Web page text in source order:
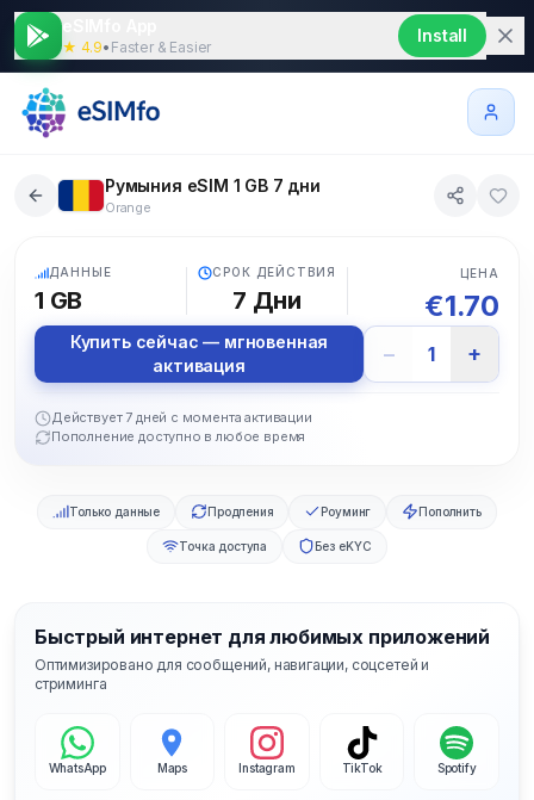
★ 4.9• Faster & Easier
Install
Румыния eSIM 1 GB 7 дни
Orange
ДАННЫЕ
1 GB
СРОК ДЕЙСТВИЯ
7 Дни
ЦЕНА
€1.70
Купить сейчас — мгновенная
активация
− 1 +
Действует 7 дней с момента активации
Пополнение доступно в любое время
Только данные Продления Роуминг Пополнить
Точка доступа Без eKYC
Быстрый интернет для любимых приложений
Оптимизировано для сообщений, навигации, соцсетей и
стриминга
WhatsApp Maps Instagram TikTok Spotify